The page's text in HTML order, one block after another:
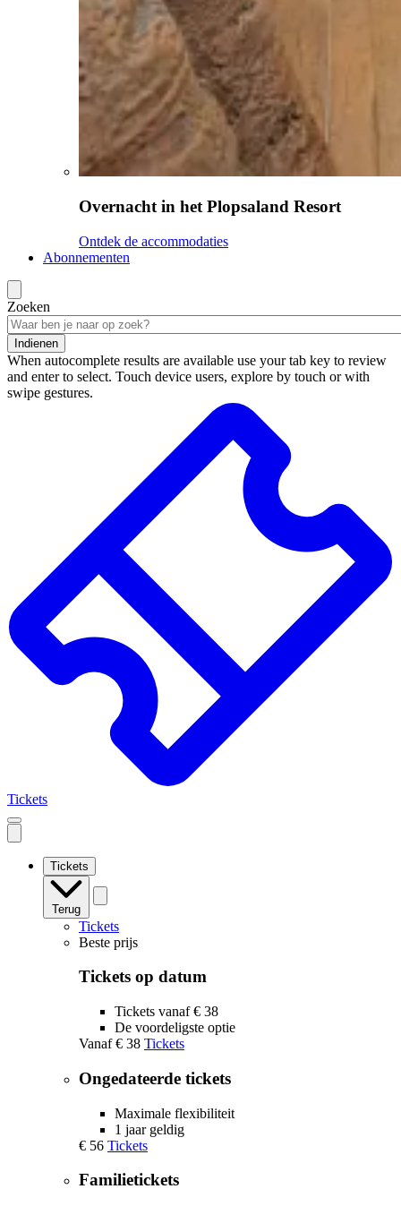
Overnacht in het Plopsaland Resort
Ontdek de accommodaties
Abonnementen
Zoeken
Indienen
When autocomplete results are available use your tab key to review
and enter to select. Touch device users, explore by touch or with
swipe gestures.
Tickets
Open
mobile
Tickets
Terug
Tickets
Beste prijs
Tickets op datum
Tickets vanaf € 38
De voordeligste optie
Vanaf € 38 Tickets
Ongedateerde tickets
Maximale flexibiliteit
1 jaar geldig
€ 56 Tickets
Familietickets